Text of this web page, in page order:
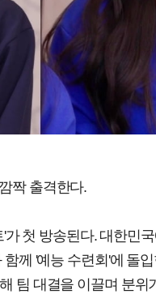
짝 출격한다.
첫 방송된다. 대한민
께 '예능 수련회'에 돌
팀 대결을 이끌며 분위